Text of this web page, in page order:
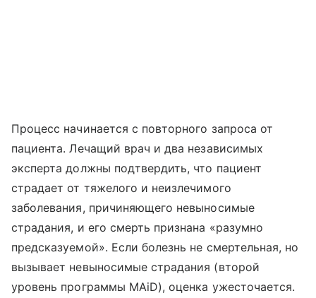
Процесс начинается с повторного запроса от
пациента. Лечащий врач и два независимых
эксперта должны подтвердить, что пациент
страдает от тяжелого и неизлечимого
заболевания, причиняющего невыносимые
страдания, и его смерть признана «разумно
предсказуемой». Если болезнь не смертельная, но
вызывает невыносимые страдания (второй
уровень программы MAiD), оценка ужесточается.